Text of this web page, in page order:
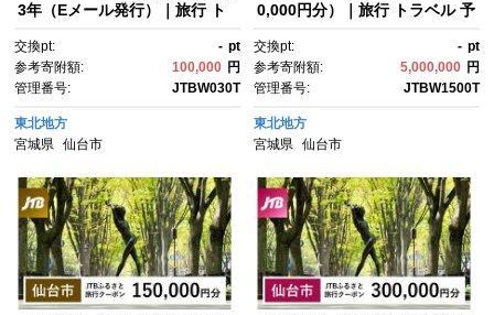
3年（Eメール発行）｜旅行 ト
泊 観光 体験 旅行券 宿泊券 旅
行予約 ホテル 旅館 チケッ
ト 子供 子連れ カップル 家
族 人気 おすすめ 旅行クーポ
ン 店頭 オンライン ネット予
約 電話 有効期間3年
交換pt: - pt
参考寄附額:
100,000 円
管理番号:
JTBW030T
東北地方
宮城県
仙台市
0,000円分）｜旅行 トラベル 予
験 旅行券 宿泊券 旅行予約 ホ
テル 旅館 チケット 子供 子連
れ カップル 家族 人気 おすす
め 旅行クーポン 店頭 オンライ
ン ネット予約 電話 有効期間3
年
交換pt: - pt
参考寄附額:
5,000,000 円
管理番号:
JTBW1500T
東北地方
宮城県 仙台市